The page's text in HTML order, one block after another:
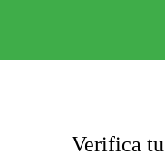
Verifica